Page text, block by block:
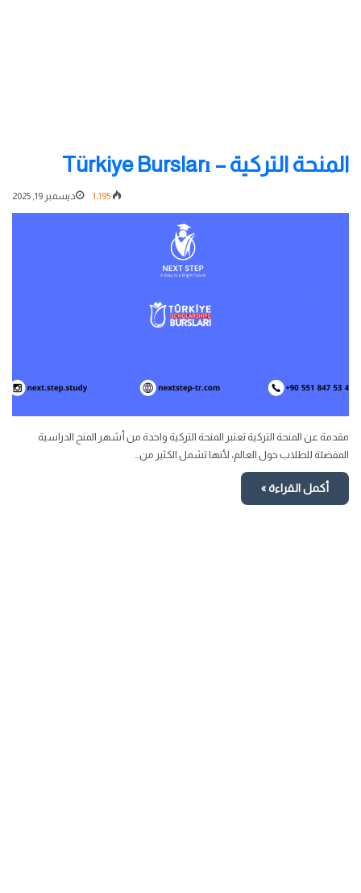
المنحة التركية – Türkiye Bursları
ديسمبر 19, 2025
مقدمة عن المنحة التركية تعتبر المنحة التركية واحدة من أشهر المنح الدراسية
المفضلة للطلاب حول العالم، لأنها تشمل الكثير من…
أكمل القراءة »